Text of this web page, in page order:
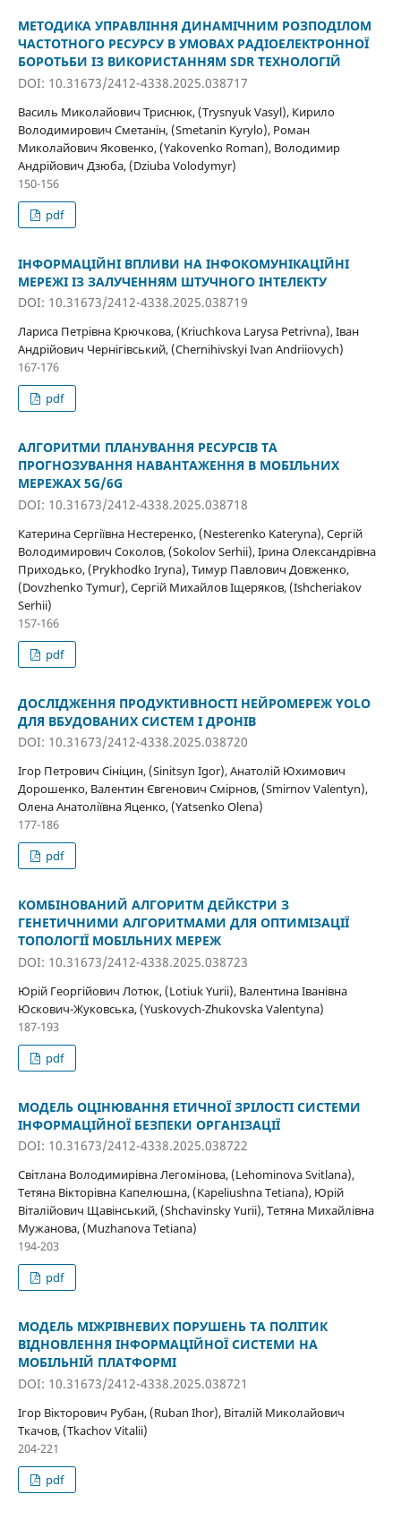
МЕТОДИКА УПРАВЛІННЯ ДИНАМІЧНИМ РОЗПОДІЛОМ
ЧАСТОТНОГО РЕСУРСУ В УМОВАХ РАДІОЕЛЕКТРОННОЇ
БОРОТЬБИ ІЗ ВИКОРИСТАННЯМ SDR ТЕХНОЛОГІЙ
DOI: 10.31673/2412-4338.2025.038717
Василь Миколайович Триснюк, (Trysnyuk Vasyl), Кирило
Володимирович Сметанін, (Smetanin Kyrylo), Роман
Миколайович Яковенко, (Yakovenko Roman), Володимир
Андрійович Дзюба, (Dziuba Volodymyr)
150-156
pdf
ІНФОРМАЦІЙНІ ВПЛИВИ НА ІНФОКОМУНІКАЦІЙНІ
МЕРЕЖІ ІЗ ЗАЛУЧЕННЯМ ШТУЧНОГО ІНТЕЛЕКТУ
DOI: 10.31673/2412-4338.2025.038719
Лариса Петрівна Крючкова, (Kriuchkova Larysa Petrivna), Іван
Андрійович Чернігівський, (Chernihivskyi Ivan Andriiovych)
167-176
pdf
АЛГОРИТМИ ПЛАНУВАННЯ РЕСУРСІВ ТА
ПРОГНОЗУВАННЯ НАВАНТАЖЕННЯ В МОБІЛЬНИХ
МЕРЕЖАХ 5G/6G
DOI: 10.31673/2412-4338.2025.038718
Катерина Сергіївна Нестеренко, (Nesterenko Kateryna), Сергій
Володимирович Соколов, (Sokolov Serhii), Ірина Олександрівна
Приходько, (Prykhodko Iryna), Тимур Павлович Довженко,
(Dovzhenko Tymur), Сергій Михайлов Іщеряков, (Ishcheriakov
Serhii)
157-166
pdf
ДОСЛІДЖЕННЯ ПРОДУКТИВНОСТІ НЕЙРОМЕРЕЖ YOLO
ДЛЯ ВБУДОВАНИХ СИСТЕМ І ДРОНІВ
DOI: 10.31673/2412-4338.2025.038720
Ігор Петрович Сініцин, (Sinitsyn Igor), Анатолій Юхимович
Дорошенко, Валентин Євгенович Смірнов, (Smirnov Valentyn),
Олена Анатоліївна Яценко, (Yatsenko Olena)
177-186
pdf
КОМБІНОВАНИЙ АЛГОРИТМ ДЕЙКСТРИ З
ГЕНЕТИЧНИМИ АЛГОРИТМАМИ ДЛЯ ОПТИМІЗАЦІЇ
ТОПОЛОГІЇ МОБІЛЬНИХ МЕРЕЖ
DOI: 10.31673/2412-4338.2025.038723
Юрій Георгійович Лотюк, (Lotiuk Yurii), Валентина Іванівна
Юскович-Жуковська, (Yuskovych-Zhukovska Valentyna)
187-193
pdf
МОДЕЛЬ ОЦІНЮВАННЯ ЕТИЧНОЇ ЗРІЛОСТІ СИСТЕМИ
ІНФОРМАЦІЙНОЇ БЕЗПЕКИ ОРГАНІЗАЦІЇ
DOI: 10.31673/2412-4338.2025.038722
Світлана Володимирівна Легомінова, (Lehominova Svitlana),
Тетяна Вікторівна Капелюшна, (Kapeliushna Tetiana), Юрій
Віталійович Щавінський, (Shchavinsky Yurii), Тетяна Михайлівна
Мужанова, (Muzhanova Tetiana)
194-203
pdf
МОДЕЛЬ МІЖРІВНЕВИХ ПОРУШЕНЬ ТА ПОЛІТИК
ВІДНОВЛЕННЯ ІНФОРМАЦІЙНОЇ СИСТЕМИ НА
МОБІЛЬНІЙ ПЛАТФОРМІ
DOI: 10.31673/2412-4338.2025.038721
Ігор Вікторович Рубан, (Ruban Ihor), Віталій Миколайович
Ткачов, (Tkachov Vitalii)
204-221
pdf